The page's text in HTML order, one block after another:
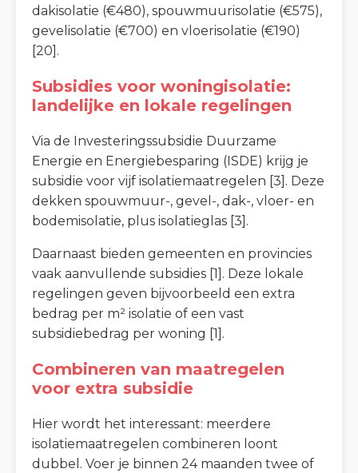
dakisolatie (€480), spouwmuurisolatie (€575),
gevelisolatie (€700) en vloerisolatie (€190)
[20].
Subsidies voor woningisolatie:
landelijke en lokale regelingen
Via de Investeringssubsidie Duurzame
Energie en Energiebesparing (ISDE) krijg je
subsidie voor vijf isolatiemaatregelen [3]. Deze
dekken spouwmuur-, gevel-, dak-, vloer- en
bodemisolatie, plus isolatieglas [3].
Daarnaast bieden gemeenten en provincies
vaak aanvullende subsidies [1]. Deze lokale
regelingen geven bijvoorbeeld een extra
bedrag per m² isolatie of een vast
subsidiebedrag per woning [1].
Combineren van maatregelen
voor extra subsidie
Hier wordt het interessant: meerdere
isolatiemaatregelen combineren loont
dubbel. Voer je binnen 24 maanden twee of